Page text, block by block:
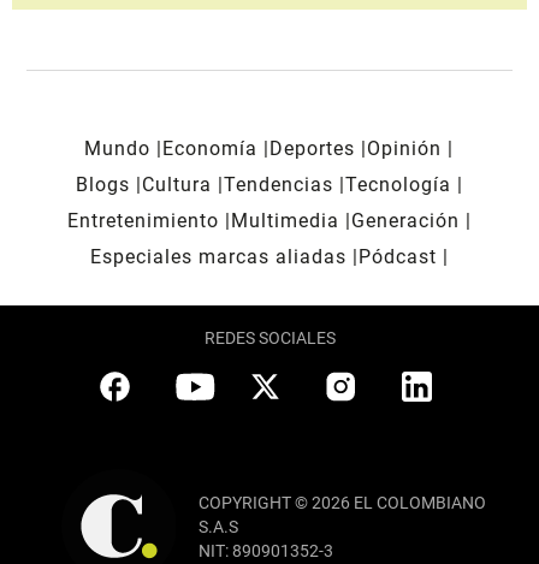
Mundo Economía Deportes
Opinión
Blogs
Cultura Tendencias Tecnología
Entretenimiento
Multimedia
Generación
Especiales marcas aliadas
Pódcast
REDES SOCIALES
COPYRIGHT © 2026 EL COLOMBIANO
S.A.S
NIT: 890901352-3